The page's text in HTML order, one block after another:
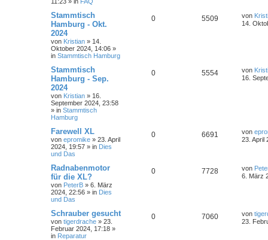
Stammtisch
Hamburg - Okt.
2024
von Kristian » 14.
Oktober 2024, 14:06 »
in Stammtisch Hamburg
0 5509 von
14.
Stammtisch
Hamburg - Sep.
2024
von Kristian » 16.
September 2024, 23:58
» in Stammtisch
Hamburg
0 5554 von
16.
Farewell XL
von epromike » 23. April
2024, 19:57 » in Dies
und Das
0 6691 von
23. April
Radnabenmotor
für die XL?
von PeterB » 6. März
2024, 22:56 » in Dies
und Das
0 7728 von
6. März
Schrauber gesucht
von tigerdrache » 23.
Februar 2024, 17:18 »
in Reparatur
0 7060 von
23.